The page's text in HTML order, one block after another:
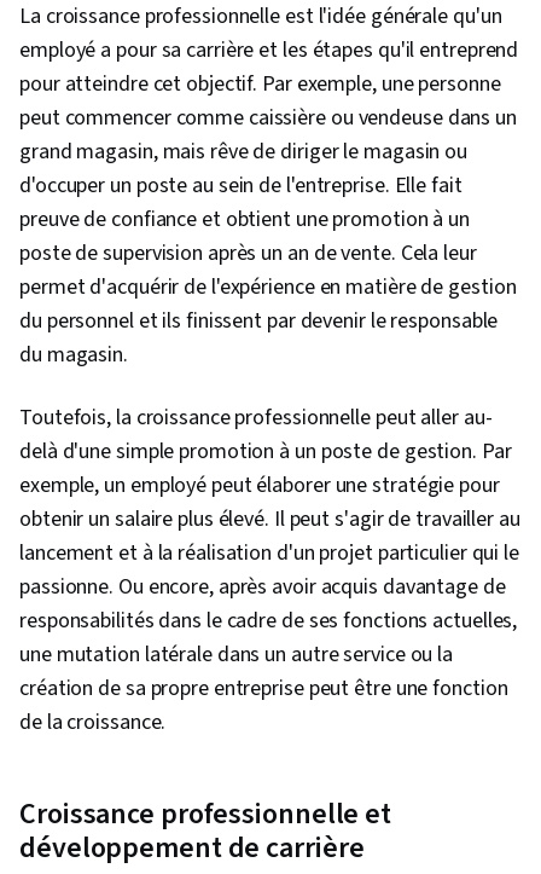
La croissance professionnelle est l'idée générale qu'un
employé a pour sa carrière et les étapes qu'il entreprend
pour atteindre cet objectif. Par exemple, une personne
peut commencer comme caissière ou vendeuse dans un
grand magasin, mais rêve de diriger le magasin ou
d'occuper un poste au sein de l'entreprise. Elle fait
preuve de confiance et obtient une promotion à un
poste de supervision après un an de vente. Cela leur
permet d'acquérir de l'expérience en matière de gestion
du personnel et ils finissent par devenir le responsable
du magasin.
Toutefois, la croissance professionnelle peut aller au-
delà d'une simple promotion à un poste de gestion. Par
exemple, un employé peut élaborer une stratégie pour
obtenir un salaire plus élevé. Il peut s'agir de travailler au
lancement et à la réalisation d'un projet particulier qui le
passionne. Ou encore, après avoir acquis davantage de
responsabilités dans le cadre de ses fonctions actuelles,
une mutation latérale dans un autre service ou la
création de sa propre entreprise peut être une fonction
de la croissance.
Croissance professionnelle et
développement de carrière